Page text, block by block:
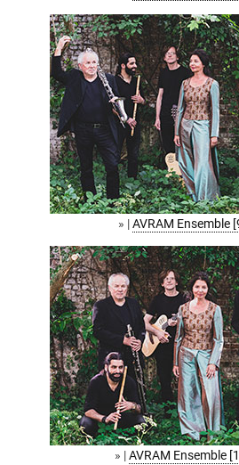
» |AVRAM Ensemble
» |AVRAM Ensemble